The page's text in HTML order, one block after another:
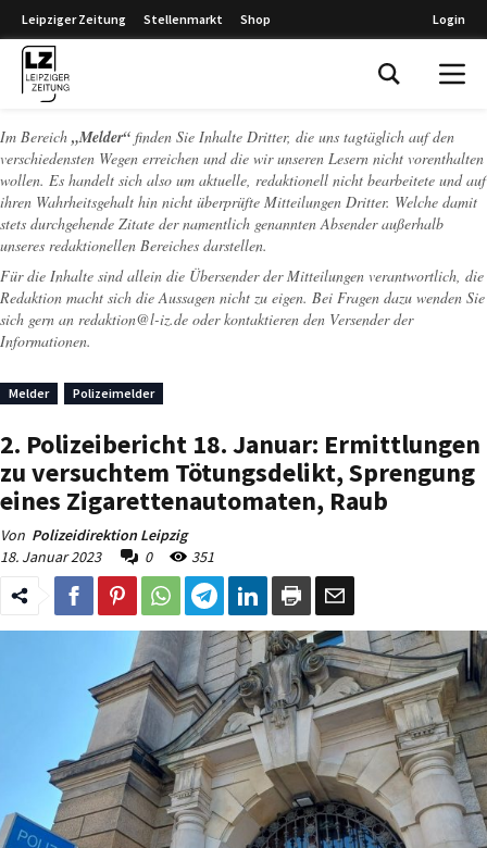
Leipziger Zeitung Stellenmarkt Shop Login
Im Bereich „Melder“ finden Sie Inhalte Dritter, die uns tagtäglich auf den
verschiedensten Wegen erreichen und die wir unseren Lesern nicht vorenthalten
wollen. Es handelt sich also um aktuelle, redaktionell nicht bearbeitete und auf
ihren Wahrheitsgehalt hin nicht überprüfte Mitteilungen Dritter. Welche damit
stets durchgehende Zitate der namentlich genannten Absender außerhalb
unseres redaktionellen Bereiches darstellen.
Für die Inhalte sind allein die Übersender der Mitteilungen verantwortlich, die
Redaktion macht sich die Aussagen nicht zu eigen. Bei Fragen dazu wenden Sie
sich gern an redaktion@l-iz.de oder kontaktieren den Versender der
Informationen.
Melder Polizeimelder
2. Polizeibericht 18. Januar: Ermittlungen
zu versuchtem Tötungsdelikt, Sprengung
eines Zigarettenautomaten, Raub
Von Polizeidirektion Leipzig
18. Januar 2023
0 351